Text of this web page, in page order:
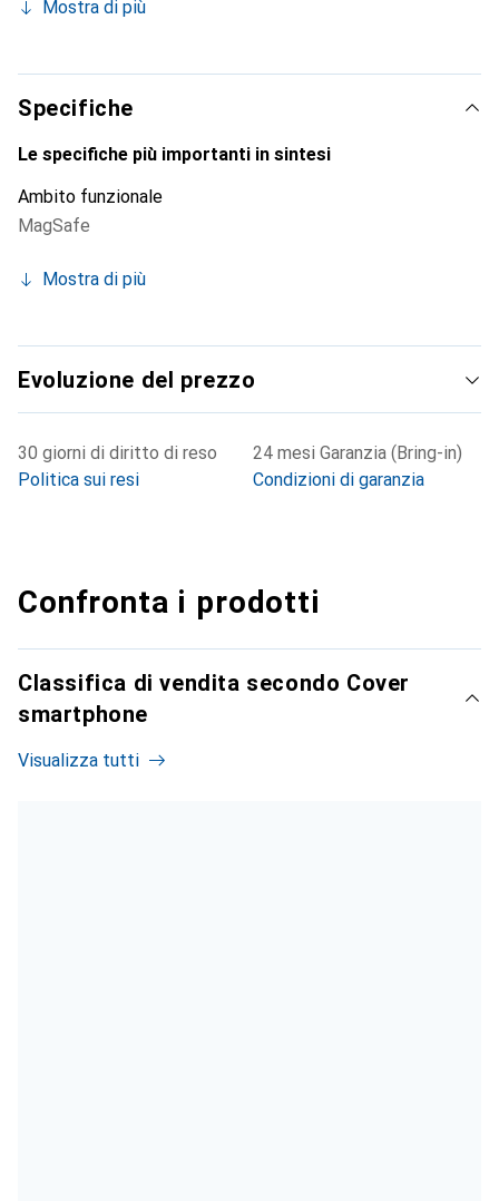
smartphone. Riconosciuto a livello internazionale per i suoi
affidabile per una clientela esigente.
Mostra di più
Specifiche
Le specifiche più importanti in sintesi
Ambito funzionale
MagSafe
Mostra di più
Evoluzione del prezzo
30 giorni di diritto di reso
Politica sui resi
24 mesi Garanzia (Bring-in)
Condizioni di garanzia
Confronta i prodotti
Classifica di vendita secondo Cover
smartphone
Visualizza tutti